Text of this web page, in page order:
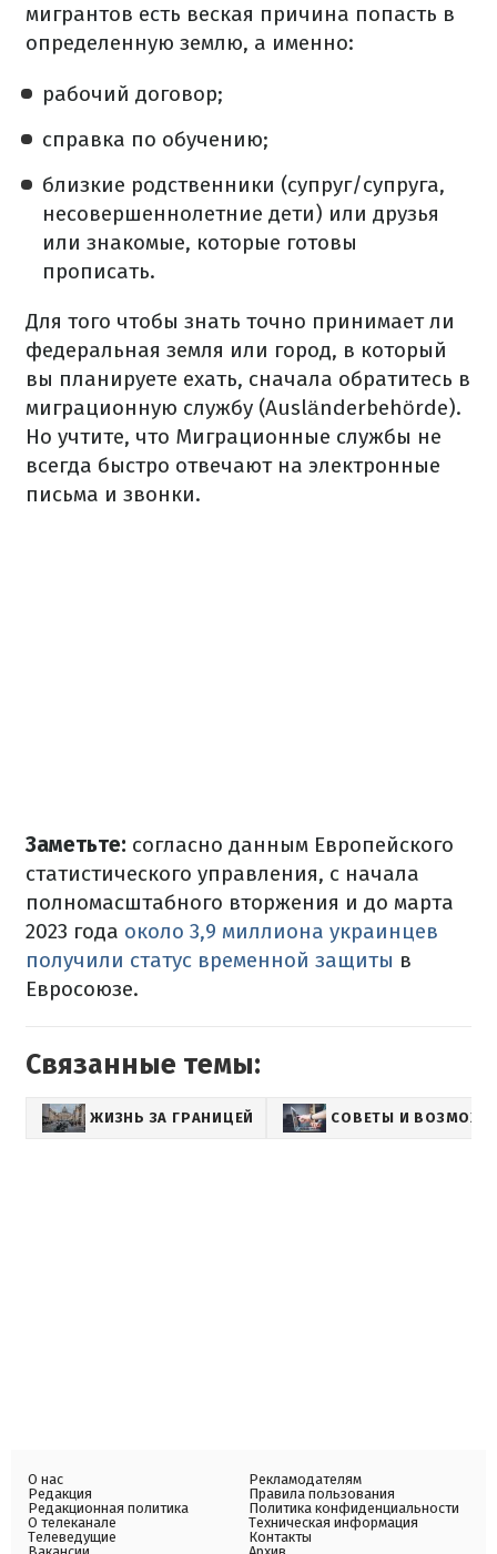
мигрантов есть веская причина попасть в
определенную землю, а именно:
рабочий договор;
справка по обучению;
близкие родственники (супруг/супруга,
несовершеннолетние дети) или друзья
или знакомые, которые готовы
прописать.
Для того чтобы знать точно принимает ли
федеральная земля или город, в который
вы планируете ехать, сначала обратитесь в
миграционную службу (Ausländerbehörde).
Но учтите, что Миграционные службы не
всегда быстро отвечают на электронные
письма и звонки.
Заметьте: согласно данным Европейского
статистического управления, с начала
полномасштабного вторжения и до марта
2023 года около 3,9 миллиона украинцев
получили статус временной защиты в
Евросоюзе.
Связанные темы:
ЖИЗНЬ ЗА ГРАНИЦЕЙ СОВЕТЫ И
О нас
Редакция
Редакционная политика
О телеканале
Телеведущие
Рекламодателям
Правила пользования
Политика конфиденциальности
Техническая информация
Контакты